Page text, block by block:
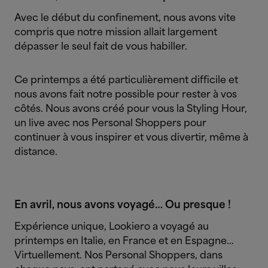
Avec le début du confinement, nous avons vite
compris que notre mission allait largement
dépasser le seul fait de vous habiller.
Ce printemps a été particulièrement difficile et
nous avons fait notre possible pour rester à vos
côtés. Nous avons créé pour vous la Styling Hour,
un live avec nos Personal Shoppers pour
continuer à vous inspirer et vous divertir, même à
distance.
En avril, nous avons voyagé… Ou presque !
Expérience unique, Lookiero a voyagé au
printemps en Italie, en France et en Espagne…
Virtuellement. Nos Personal Shoppers, dans